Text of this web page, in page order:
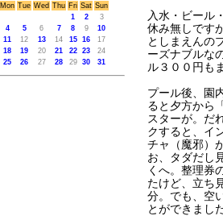
Mon Tue Wed Thu Fri Sat Sun
1
2
3
4
5 6 7 8 9
10
11
12 13 14 15 16
17
18
19 20 21 22 23
24
25
26 27 28 29 30 31
入水・ビール
休み無しです
としまえんの
ーズナブルな
ル３００円も
プール後、園
ると夕方から
スターが。だ
クすると、イ
チャ（魔邪）
お、タダだし
くへ。整理券
たけど、立ち
分。でも、空
とができまし